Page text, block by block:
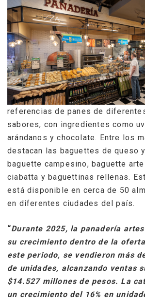
referencias de panes de
sabores, con ingredientes como
arándanos y chocolate. Entre los
destacan las baguettes de queso
baguette campesino, baguette
ciabatta y baguettinas rellenas.
está disponible en cerca de 50
en diferentes ciudades del país.
“Durante 2025, la panadería
su crecimiento dentro de la
este periodo, se vendieron más
de unidades, alcanzando ventas
$14.527 millones de pesos. La
un crecimiento del 16% en